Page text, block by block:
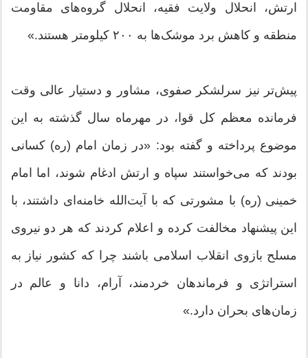
ارتش، انحلال ولایت فقیه، انحلال گروه‌های مقاومت
منطقه و کاهش برد موشک‌ها به ۲۰۰ کیلومتر هستند.»
پیش‌تر نیز سرلشکر صفوی، مشاور و دستیار عالی وقت
فرمانده معظم کل قوا، در مهرماه سال گذشته به این
موضوع پرداخته و گفته بود: «در زمان امام (ره) کسانی
بودند که می‌خواستند سپاه و ارتش ادغام شوند، اما امام
خمینی (ره) با مشورتی که با آیت‌الله خامنه‌ای داشتند، با
این پیشنهاد مخالفت کرده و اعلام کردند که هر دو نیروی
مسلح بازوی انقلاب اسلامی باشند چرا که کشور نیاز به
استراتژی و فرماندهان خردمند، آرام، دانا و عالم در
زمان‌های بحران دارد.»